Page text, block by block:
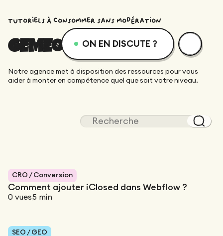
Équipe dévouée
Direction Artistique
Intégration
Migration
Maintenance
SEO/GEO
Ressources
Qui sommes-nous ?
ON EN DISCUTE ?
tutoriels À consommer sans modération
GEMEOS ACADÉMIE
Notre agence met à disposition des ressources pour vous
aider à monter en compétence quel que soit votre niveau.
CRO / Conversion
Comment ajouter iClosed dans Webflow ?
0 vues5 min
SEO / GEO